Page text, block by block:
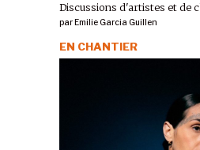
Discussions d'artistes et de
par Emilie Garcia Guillen
EN CHANTIER